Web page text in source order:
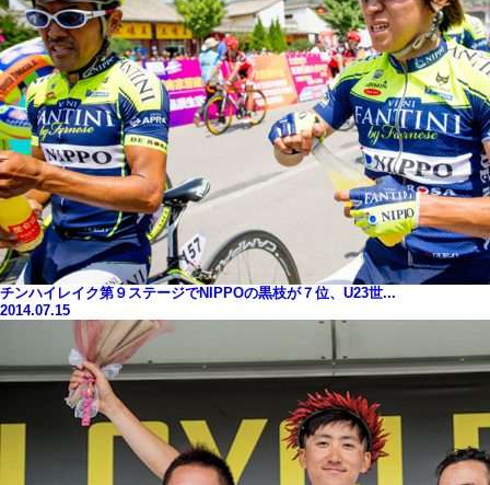
チンハイレイク第９ステージでNIPPOの黒枝が７位、U23世...
2014.07.15